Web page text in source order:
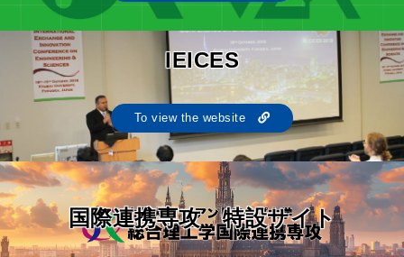
IEICES
To view the website
国際連携専攻 特設サイト